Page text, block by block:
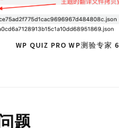
WP QUIZ PRO WP测验专家 6
题